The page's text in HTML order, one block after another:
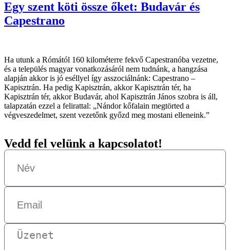
Egy szent köti össze őket: Budavár és
Capestrano
Ha utunk a Rómától 160 kilométerre fekvő Capestranóba vezetne,
és a település magyar vonatkozásáról nem tudnánk, a hangzása
alapján akkor is jó eséllyel így asszociálnánk: Capestrano –
Kapisztrán. Ha pedig Kapisztrán, akkor Kapisztrán tér, ha
Kapisztrán tér, akkor Budavár, ahol Kapisztrán János szobra is áll,
talapzatán ezzel a felirattal: „Nándor kőfalain megtörted a
végveszedelmet, szent vezetőnk győzd meg mostani elleneink.”
Vedd fel velünk a kapcsolatot!